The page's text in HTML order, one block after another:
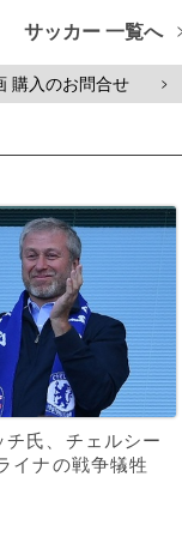
サッカー 一覧へ
購入のお問合せ >
チ氏、チェルシー
イナの戦争犠牲